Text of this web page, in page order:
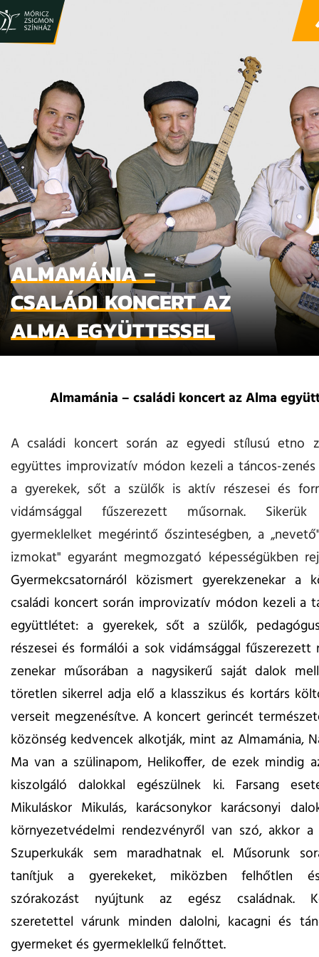
ALMAMÁNIA –
CSALÁDI KONCERT AZ
ALMA EGYÜTTESSEL
Almamánia – családi koncert az Alma
A családi koncert során az egyedi stílusú etno
együttes improvizatív módon kezeli a táncos-
a gyerekek, sőt a szülők is aktív részesei és
vidámsággal fűszerezett műsornak.
gyermeklelket megérintő őszinteségben, a
izmokat" egyaránt megmozgató képességükben
Gyermekcsatornáról közismert gyerekzenekar a
családi koncert során improvizatív módon kezeli a
együttlétet: a gyerekek, sőt a szülők,
részesei és formálói a sok vidámsággal fűszerezett
zenekar műsorában a nagysikerű saját dalok
töretlen sikerrel adja elő a klasszikus és kortárs
verseit megzenésítve. A koncert gerincét
közönség kedvencek alkotják, mint az Almamánia,
Ma van a szülinapom, Helikoffer, de ezek mindig
kiszolgáló dalokkal egészülnek ki. Farsang
Mikuláskor Mikulás, karácsonykor karácsonyi
környezetvédelmi rendezvényről van szó, akkor
Szuperkukák sem maradhatnak el. Műsorunk
tanítjuk a gyerekeket, miközben felhőtlen
szórakozást nyújtunk az egész családnak.
szeretettel várunk minden dalolni, kacagni és
gyermeket és gyermeklelkű felnőttet.